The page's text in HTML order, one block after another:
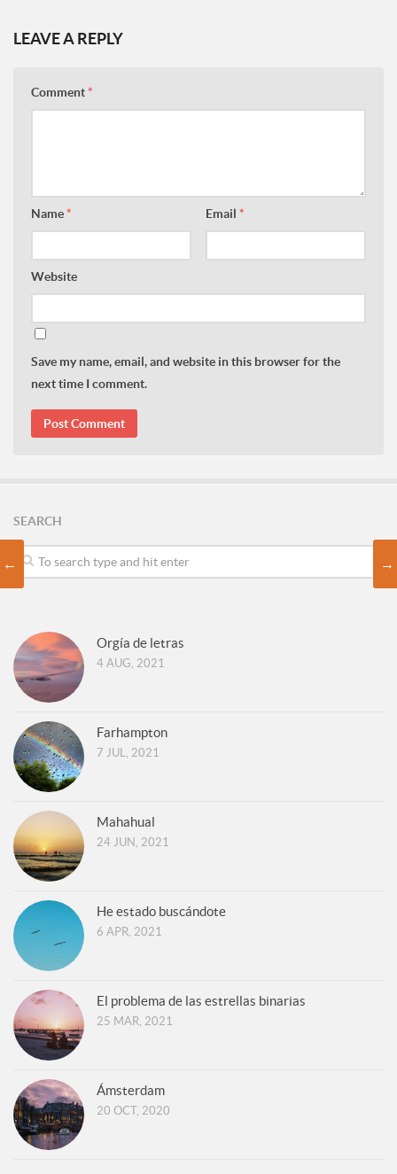
LEAVE A REPLY
Comment*
Name* Email *
Website
Save my name, email, and website in this browser for the
next time I comment.
← →
SEARCH
Orgía de letras
4 AUG, 2021
Farhampton
7 JUL, 2021
Mahahual
24 JUN, 2021
He estado buscándote
6 APR, 2021
El problema de las estrellas binarias
25 MAR, 2021
Ámsterdam
20 OCT, 2020